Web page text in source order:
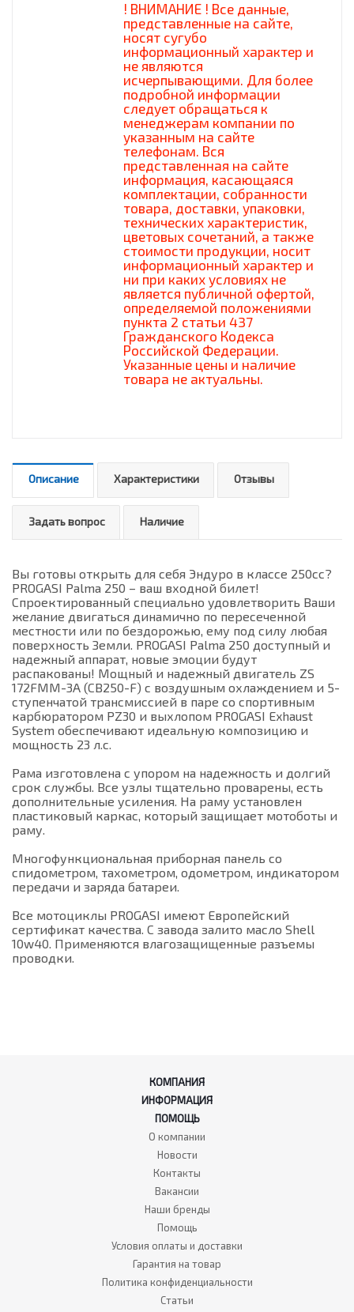
! ВНИМАНИЕ ! Все данные,
представленные на сайте,
носят сугубо
информационный характер и
не являются
исчерпывающими. Для более
подробной информации
следует обращаться к
менеджерам компании по
указанным на сайте
телефонам. Вся
представленная на сайте
информация, касающаяся
комплектации, собранности
товара, доставки, упаковки,
технических характеристик,
цветовых сочетаний, а также
стоимости продукции, носит
информационный характер и
ни при каких условиях не
является публичной офертой,
определяемой положениями
пункта 2 статьи 437
Гражданского Кодекса
Российской Федерации.
Указанные цены и наличие
товара не актуальны.
Описание Характеристики Отзывы
Задать вопрос Наличие
Вы готовы открыть для себя Эндуро в классе 250cc?
PROGASI Palma 250 – ваш входной билет!
Спроектированный специально удовлетворить Ваши
желание двигаться динамично по пересеченной
местности или по бездорожью, ему под силу любая
поверхность Земли. PROGASI Palma 250 доступный и
надежный аппарат, новые эмоции будут
распакованы! Мощный и надежный двигатель ZS
172FMM-3A (CB250-F) с воздушным охлаждением и 5-
ступенчатой трансмиссией в паре со спортивным
карбюратором PZ30 и выхлопом PROGASI Exhaust
System обеспечивают идеальную композицию и
мощность 23 л.с.
Рама изготовлена с упором на надежность и долгий
срок службы. Все узлы тщательно проварены, есть
дополнительные усиления. На раму установлен
пластиковый каркас, который защищает мотоботы и
раму.
Многофункциональная приборная панель со
спидометром, тахометром, одометром, индикатором
передачи и заряда батареи.
Все мотоциклы PROGASI имеют Европейский
сертификат качества. С завода залито масло Shell
10w40. Применяются влагозащищенные разъемы
проводки.
КОМПАНИЯ
ИНФОРМАЦИЯ
ПОМОЩЬ
О компании
Новости
Контакты
Вакансии
Наши бренды
Помощь
Условия оплаты и доставки
Гарантия на товар
Политика конфиденциальности
Статьи